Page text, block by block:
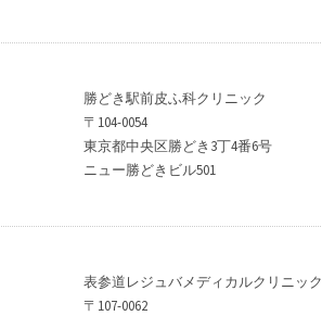
勝どき駅前皮ふ科クリニック
〒104-0054
東京都中央区勝どき3丁4番6号
ニュー勝どきビル501
表参道レジュバメディカルクリニック
〒107-0062